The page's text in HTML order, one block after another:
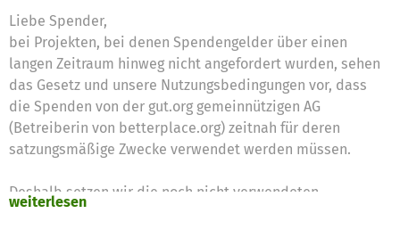
Liebe Spender,
bei Projekten, bei denen Spendengelder über einen
langen Zeitraum hinweg nicht angefordert wurden, sehen
das Gesetz und unsere Nutzungsbedingungen vor, dass
die Spenden von der gut.org gemeinnützigen AG
(Betreiberin von betterplace.org) zeitnah für deren
satzungsmäßige Zwecke verwendet werden müssen.
Deshalb setzen wir die noch nicht verwendeten
weiterlesen